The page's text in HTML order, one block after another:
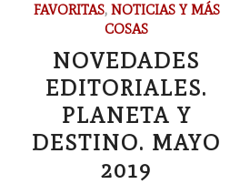
FAVORITAS, NOTICIAS Y MÁS
COSAS
NOVEDADES
EDITORIALES.
PLANETA Y
DESTINO. MAYO
2019